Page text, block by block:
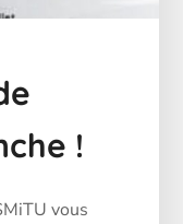
!
vous